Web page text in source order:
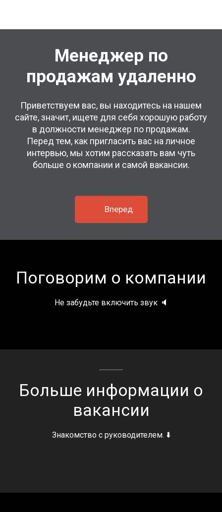
Менеджер по
продажам удаленно
Приветствуем вас, вы находитесь на нашем
сайте, значит, ищете для себя хорошую работу
в должности менеджер по продажам.
Перед тем, как пригласить вас на личное
интервью, мы хотим рассказать вам чуть
больше о компании и самой вакансии.
Вперед
Поговорим о компании
Не забудьте включить звук 🔈
Больше информации о
вакансии
Знакомство с руководителем. ⬇️